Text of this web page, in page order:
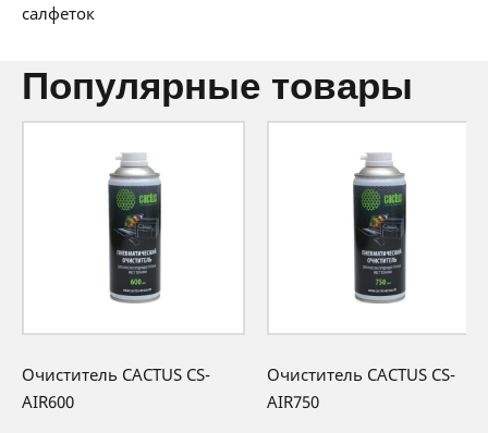
салфеток
популярные товары
Очиститель CACTUS CS-
AIR600
Очиститель CACTUS CS-
AIR750